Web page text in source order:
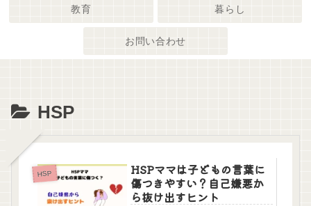
教育 暮らし
お問い合わせ
HSP
HSP
HSPママは子どもの言葉に
傷つきやすい？自己嫌悪か
ら抜け出すヒント